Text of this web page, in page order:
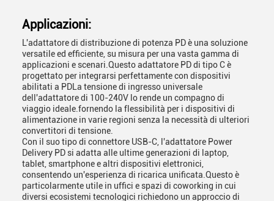
Applicazioni:
L'adattatore di distribuzione di potenza PD è una soluzione
versatile ed efficiente, su misura per una vasta gamma di
applicazioni e scenari.Questo adattatore PD di tipo C è
progettato per integrarsi perfettamente con dispositivi
abilitati a PDLa tensione di ingresso universale
dell'adattatore di 100-240V lo rende un compagno di
viaggio ideale.fornendo la flessibilità per i dispositivi di
alimentazione in varie regioni senza la necessità di ulteriori
convertitori di tensione.
Con il suo tipo di connettore USB-C, l'adattatore Power
Delivery PD si adatta alle ultime generazioni di laptop,
tablet, smartphone e altri dispositivi elettronici,
consentendo un'esperienza di ricarica unificata.Questo è
particolarmente utile in uffici e spazi di coworking in cui
diversi ecosistemi tecnologici richiedono un approccio di